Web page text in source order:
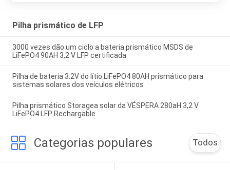
Pilha prismático de LFP
3000 vezes dão um ciclo a bateria prismático MSDS de
LiFePO4 90AH 3,2 V LFP certificada
Pilha de bateria 3.2V do lítio LiFePO4 80AH prismático para
sistemas solares dos veículos elétricos
Pilha prismático Storagea solar da VÉSPERA 280aH 3,2 V
LiFePO4 LFP Rechargable
Categorias populares Todos